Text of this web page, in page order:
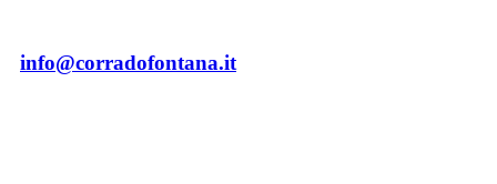
info@corradofontana.it